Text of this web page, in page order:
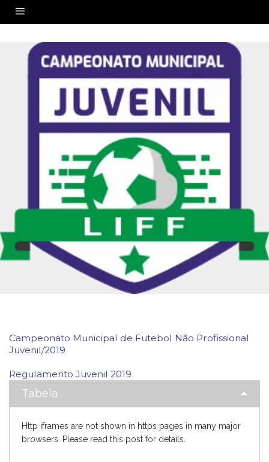
Campeonato Municipal de Futebol Não Profissional
Juvenil/2019
Regulamento Juvenil 2019
Tabela
Http iframes are not shown in https pages in many major
browsers. Please read this post for details.